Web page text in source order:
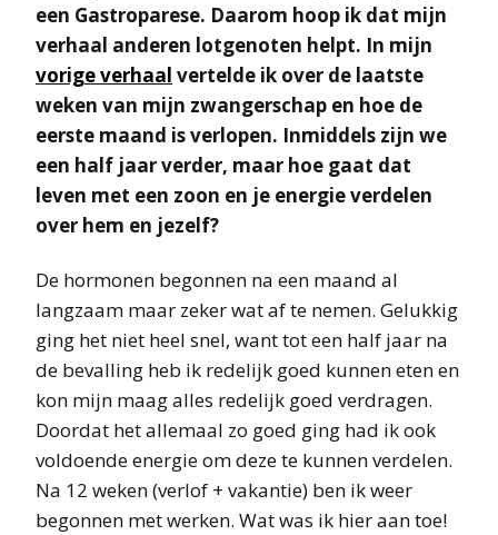
een Gastroparese. Daarom hoop ik dat mijn
verhaal anderen lotgenoten helpt. In mijn
vorige verhaal vertelde ik over de laatste
weken van mijn zwangerschap en hoe de
eerste maand is verlopen. Inmiddels zijn we
een half jaar verder, maar hoe gaat dat
leven met een zoon en je energie verdelen
over hem en jezelf?
De hormonen begonnen na een maand al
langzaam maar zeker wat af te nemen. Gelukkig
ging het niet heel snel, want tot een half jaar na
de bevalling heb ik redelijk goed kunnen eten en
kon mijn maag alles redelijk goed verdragen.
Doordat het allemaal zo goed ging had ik ook
voldoende energie om deze te kunnen verdelen.
Na 12 weken (verlof + vakantie) ben ik weer
begonnen met werken. Wat was ik hier aan toe!